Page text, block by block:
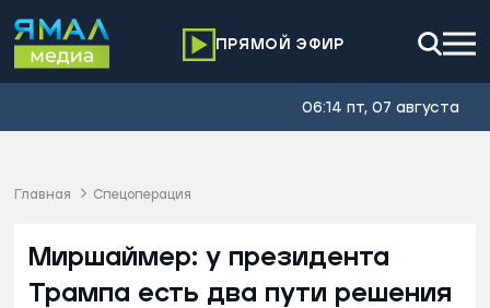
ПРЯМОЙ ЭФИР
06:14 пт, 07 августа
Главная Спецоперация
Миршаймер: у президента
Трампа есть два пути решения